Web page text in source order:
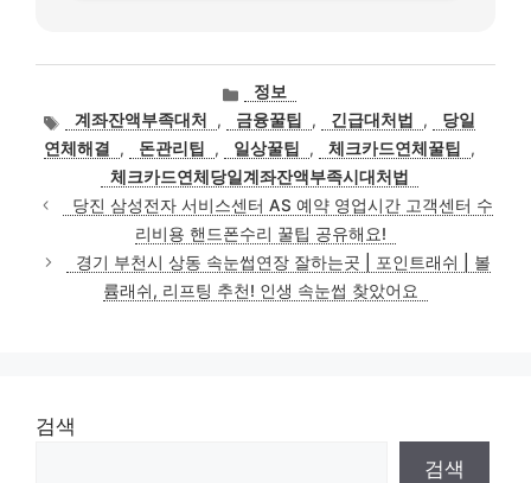
카
테
고
리
정보
태
그
계좌잔액부족대처 , 금융꿀팁 , 긴급대처법 ,
당일
연체해결
, 돈관리팁 , 일상꿀팁 , 체크카드연체꿀팁
,
체크카드연체당일계좌잔액부족시대처법
당진 삼성전자 서비스센터 AS 예약 영업시간 고객센터 수
리비용 핸드폰수리 꿀팁 공유해요!
경기 부천시 상동 속눈썹연장 잘하는곳 | 포인트래쉬 | 볼
륨래쉬, 리프팅 추천! 인생 속눈썹 찾았어요
검색
검색